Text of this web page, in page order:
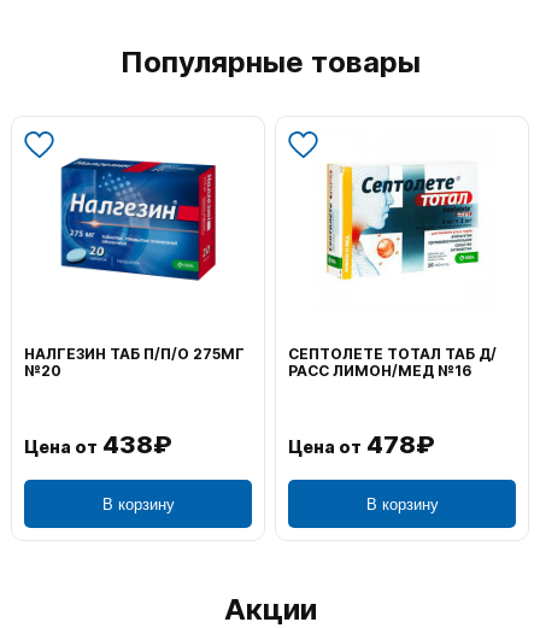
Популярные товары
ВОЛЬТАРЕН ЭМУЛЬГЕЛЬ
НАРУЖ 2% 100Г
Цена от 1 106₽
В корзину
ФЕНИСТИЛ ГЕЛЬ НАРУЖ
0,1% 50Г
Цена от 749₽
В корзину
Акции